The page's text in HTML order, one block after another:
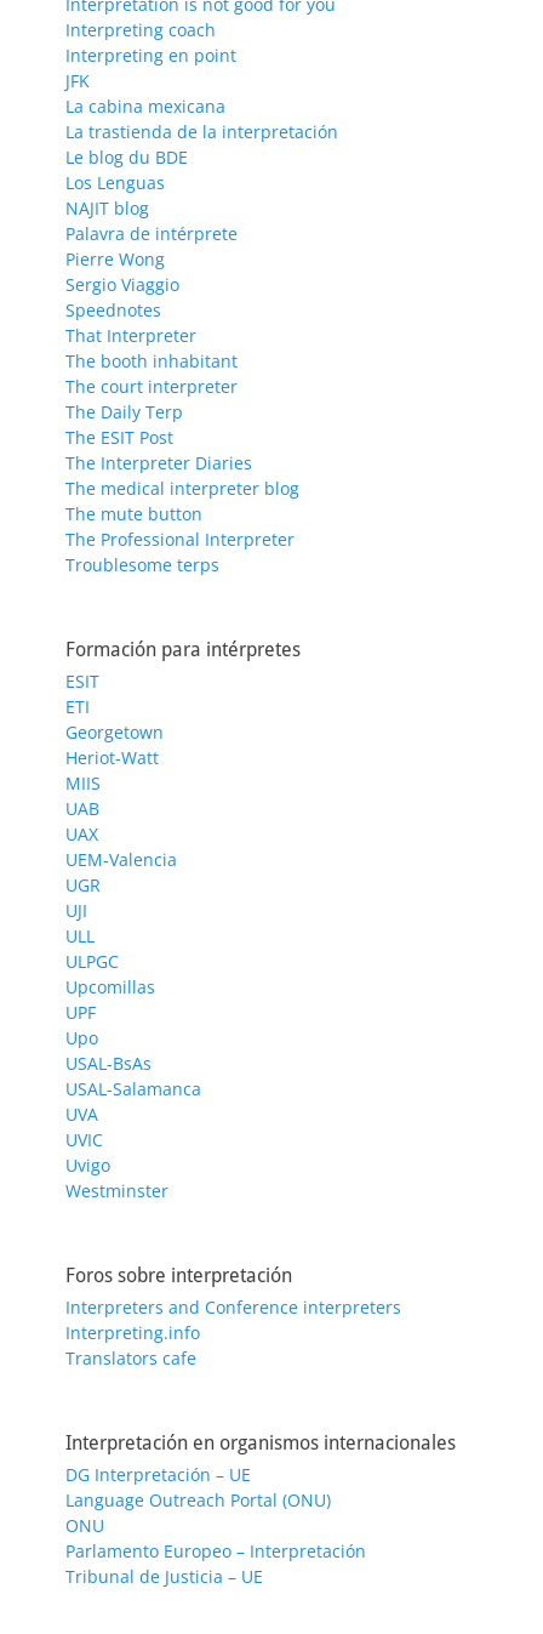
Interpreting coach
Interpreting en point
JFK
La cabina mexicana
La trastienda de la interpretación
Le blog du BDE
Los Lenguas
NAJIT blog
Palavra de intérprete
Pierre Wong
Sergio Viaggio
Speednotes
That Interpreter
The booth inhabitant
The court interpreter
The Daily Terp
The ESIT Post
The Interpreter Diaries
The medical interpreter blog
The mute button
The Professional Interpreter
Troublesome terps
Formación para intérpretes
ESIT
ETI
Georgetown
Heriot-Watt
MIIS
UAB
UAX
UEM-Valencia
UGR
UJI
ULL
ULPGC
Upcomillas
UPF
Upo
USAL-BsAs
USAL-Salamanca
UVA
UVIC
Uvigo
Westminster
Foros sobre interpretación
Interpreters and Conference interpreters
Interpreting.info
Translators cafe
Interpretación en organismos internacionales
DG Interpretación – UE
Language Outreach Portal (ONU)
ONU
Parlamento Europeo – Interpretación
Tribunal de Justicia – UE